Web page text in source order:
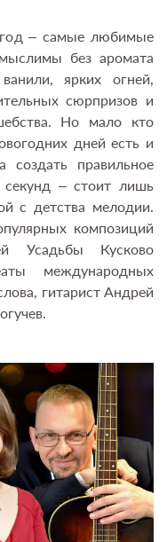
самые любимые
без аромата
ярких огней,
сюрпризов и
Но мало кто
дней есть и
создать правильное
секунд – стоит лишь
с детства мелодии.
композиций
Усадьбы Кусково
международных
гитарист Андрей